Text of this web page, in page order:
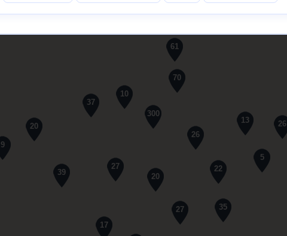
35
70
27
26
37
17
20
22
300
20
9
27
39
13
61
26
10
5